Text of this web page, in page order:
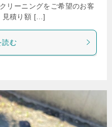
リーニングをご希望のお客
見積り額 […]
読む